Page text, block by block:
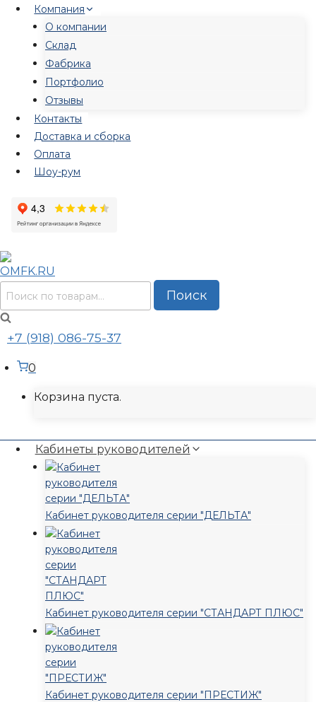
Перейти
содержимому
Компания
О компании
Склад
Фабрика
Портфолио
Отзывы
Контакты
Доставка и сборка
Оплата
Шоу-рум
Поиск
+7 (918) 086-75-37
0
Корзина пуста.
Кабинеты руководителей
Кабинет руководителя серии "ДЕЛЬТА"
Кабинет руководителя серии "СТАНДАРТ ПЛЮС"
Кабинет руководителя серии "ПРЕСТИЖ"